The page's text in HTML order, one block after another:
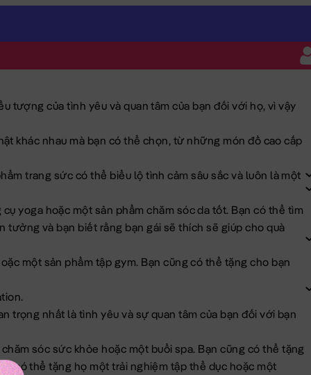
tượng của tình yêu và quan tâm của bạn đối với họ, vì vậy
tượng của tình yêu và quan tâm của bạn đối với họ, vì vậy
khác nhau mà bạn có thể chọn, từ những món đồ cao cấp
trang sức có thể biểu lộ tình cảm sâu sắc và luôn là một
yoga hoặc một sản phẩm chăm sóc da tốt. Bạn có thể tìm
tưởng và bạn biết rằng bạn gái sẽ thích sẽ giúp cho quà
một sản phẩm tập gym. Bạn cũng có thể tặng cho bạn
trọng nhất là tình yêu và sự quan tâm của bạn đối với bạn
sóc sức khỏe hoặc một buổi spa. Bạn cũng có thể tặng
có thể tặng họ một trải nghiệm tập thể dục hoặc một